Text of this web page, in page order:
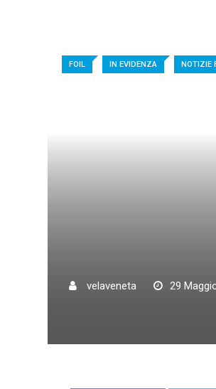
FOIL IN EVIDENZA NOTIZIE
velaveneta 29